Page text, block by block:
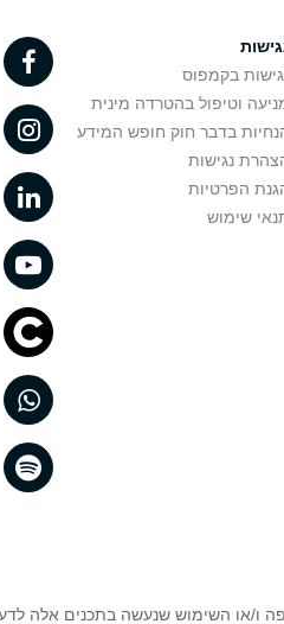
בקמפוס
וטיפול בהטרדה מינית
בדבר חוק חופש המידע
נגישות
הפרטיות
שימוש
ו/או השימוש שנעשה בתכנים אלה